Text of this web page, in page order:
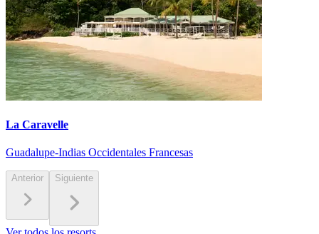
La Caravelle
Guadalupe-Indias Occidentales Francesas
Anterior Siguiente